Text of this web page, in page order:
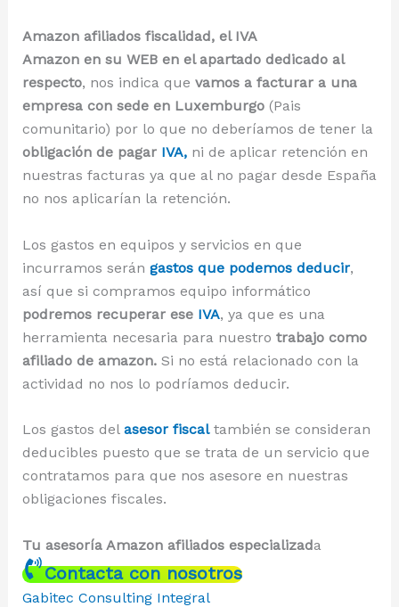
Amazon afiliados fiscalidad, el IVA
Amazon en su WEB en el apartado dedicado al
respecto, nos indica que vamos a facturar a una
empresa con sede en Luxemburgo(Pais
comunitario) por lo que no deberíamos de tener la
obligación de pagar IVA, ni de aplicar retención en
nuestras facturas ya que al no pagar desde España
no nos aplicarían la retención.
Los gastos en equipos y servicios en que
incurramos serán gastos que podemos deducir,
así que si compramos equipo informático
podremos recuperar ese IVA, ya que es una
herramienta necesaria para nuestro trabajo como
afiliado de amazon. Si no está relacionado con la
actividad no nos lo podríamos deducir.
Los gastos del asesor fiscaltambién se consideran
deducibles puesto que se trata de un servicio que
contratamos para que nos asesore en nuestras
obligaciones fiscales.
Tu asesoría Amazon afiliados especializada
Contacta con nosotros
Gabitec Consulting Integral